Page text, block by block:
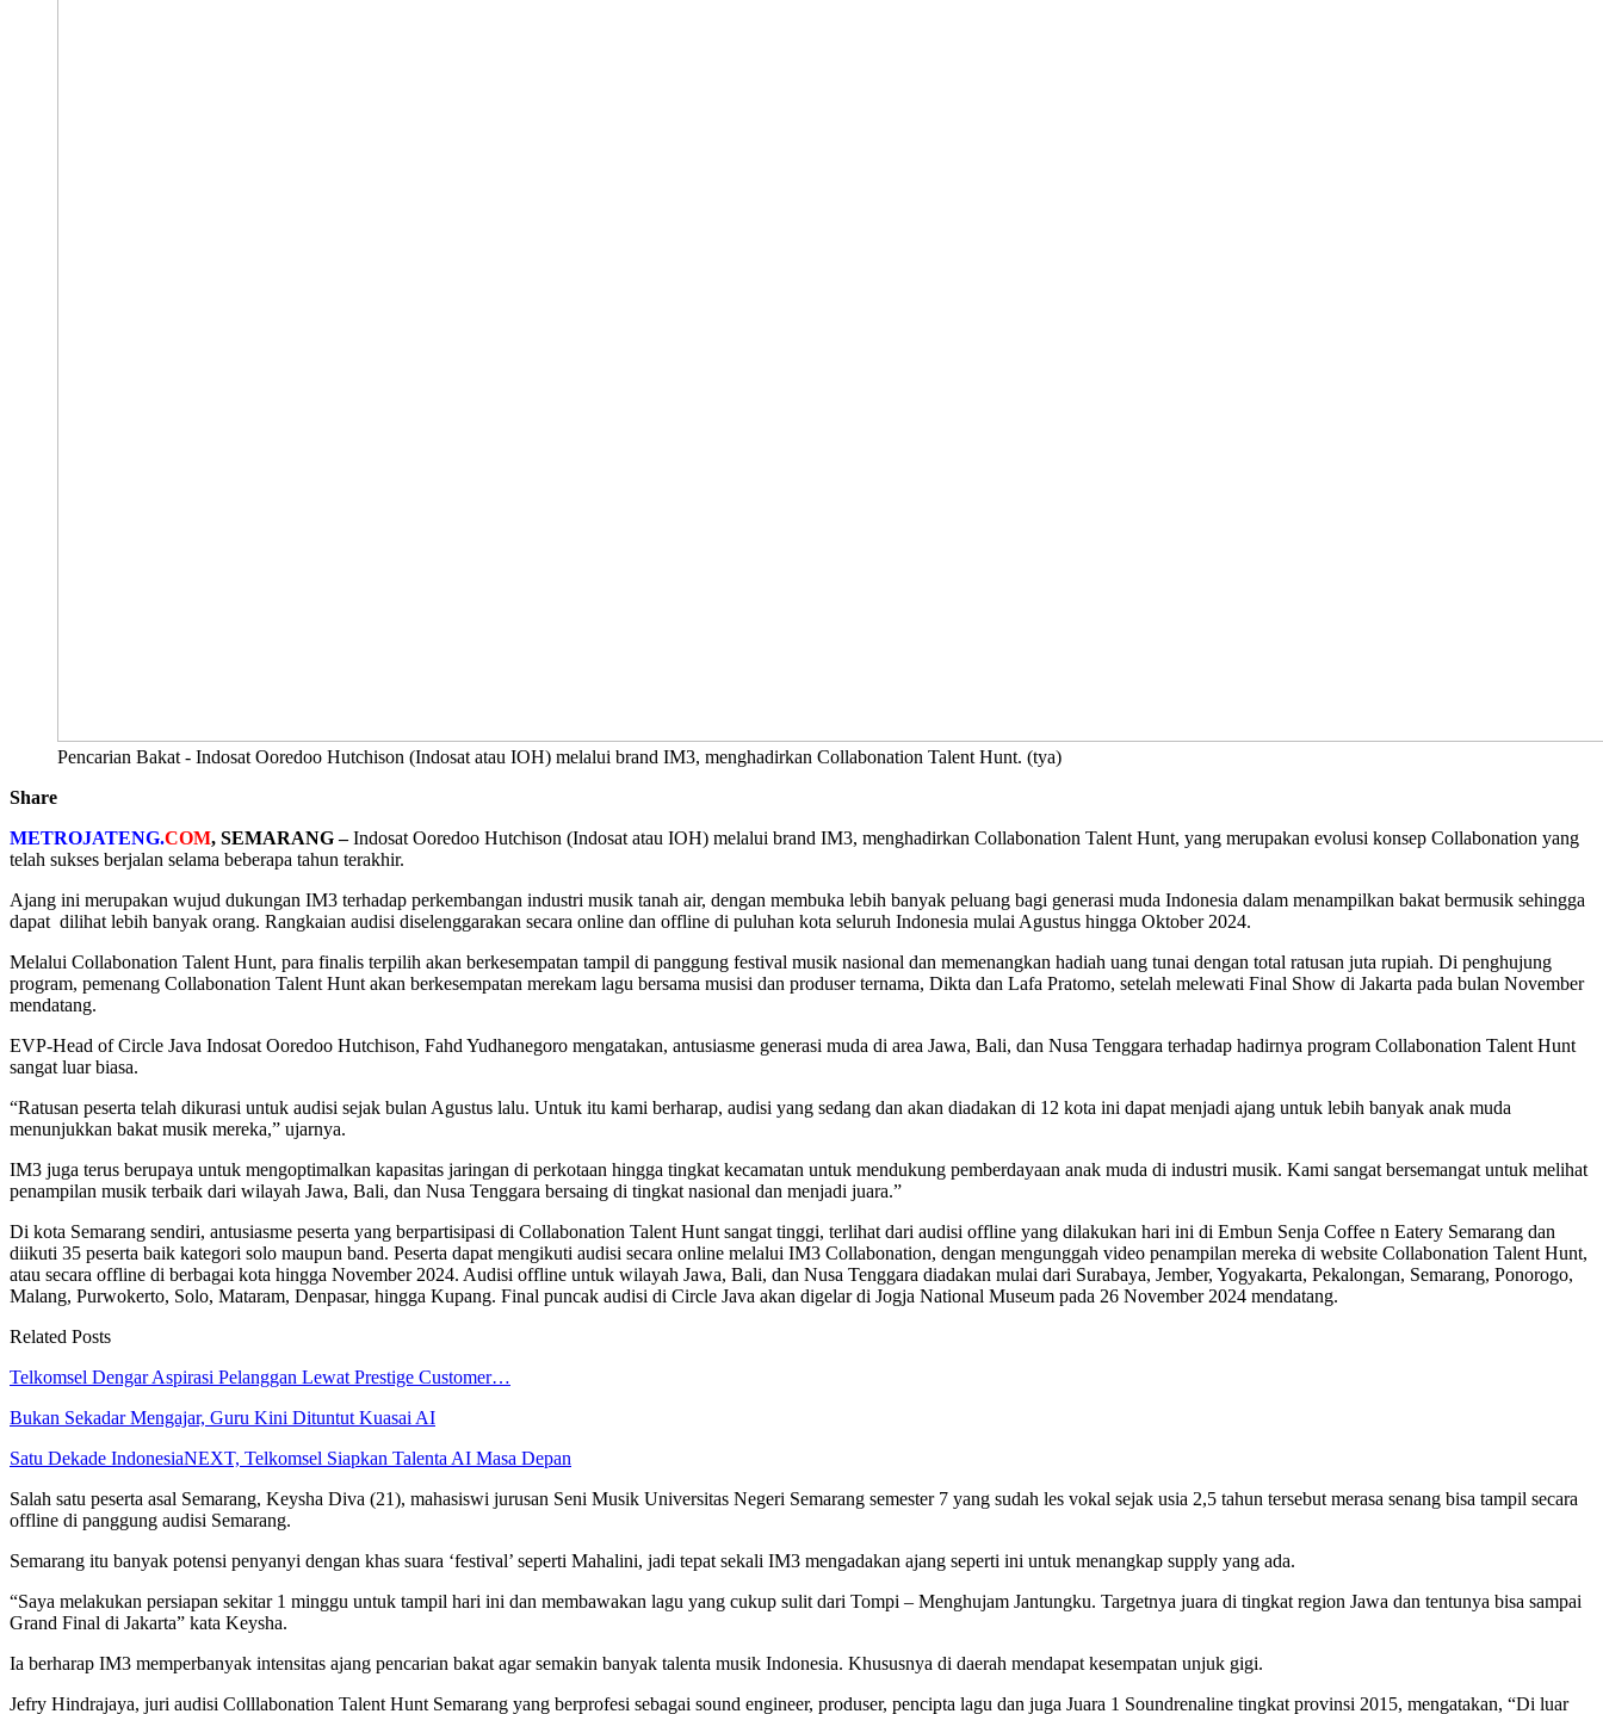
Pencarian Bakat - Indosat Ooredoo Hutchison (Indosat atau IOH) melalui brand IM3, menghadirkan Collabonation Talent Hunt. (tya)
Share
METROJATENG.COM, SEMARANG –Indosat Ooredoo Hutchison (Indosat atau IOH) melalui brand IM3, menghadirkan Collabonation Talent Hunt, yang merupakan evolusi konsep Collabonation yang
telah sukses berjalan selama beberapa tahun terakhir.
Ajang ini merupakan wujud dukungan IM3 terhadap perkembangan industri musik tanah air, dengan membuka lebih banyak peluang bagi generasi muda Indonesia dalam menampilkan bakat bermusik sehingga
dapat dilihat lebih banyak orang. Rangkaian audisi diselenggarakan secara online dan offline di puluhan kota seluruh Indonesia mulai Agustus hingga Oktober 2024.
Melalui Collabonation Talent Hunt, para finalis terpilih akan berkesempatan tampil di panggung festival musik nasional dan memenangkan hadiah uang tunai dengan total ratusan juta rupiah. Di penghujung
program, pemenang Collabonation Talent Hunt akan berkesempatan merekam lagu bersama musisi dan produser ternama, Dikta dan Lafa Pratomo, setelah melewati Final Show di Jakarta pada bulan November
mendatang.
EVP-Head of Circle Java Indosat Ooredoo Hutchison, Fahd Yudhanegoro mengatakan, antusiasme generasi muda di area Jawa, Bali, dan Nusa Tenggara terhadap hadirnya program Collabonation Talent Hunt
sangat luar biasa.
“Ratusan peserta telah dikurasi untuk audisi sejak bulan Agustus lalu. Untuk itu kami berharap, audisi yang sedang dan akan diadakan di 12 kota ini dapat menjadi ajang untuk lebih banyak anak muda
menunjukkan bakat musik mereka,” ujarnya.
IM3 juga terus berupaya untuk mengoptimalkan kapasitas jaringan di perkotaan hingga tingkat kecamatan untuk mendukung pemberdayaan anak muda di industri musik. Kami sangat bersemangat untuk melihat
penampilan musik terbaik dari wilayah Jawa, Bali, dan Nusa Tenggara bersaing di tingkat nasional dan menjadi juara.”
Di kota Semarang sendiri, antusiasme peserta yang berpartisipasi di Collabonation Talent Hunt sangat tinggi, terlihat dari audisi offline yang dilakukan hari ini di Embun Senja Coffee n Eatery Semarang dan
diikuti 35 peserta baik kategori solo maupun band. Peserta dapat mengikuti audisi secara online melalui IM3 Collabonation, dengan mengunggah video penampilan mereka di website Collabonation Talent Hunt,
atau secara offline di berbagai kota hingga November 2024. Audisi offline untuk wilayah Jawa, Bali, dan Nusa Tenggara diadakan mulai dari Surabaya, Jember, Yogyakarta, Pekalongan, Semarang, Ponorogo,
Malang, Purwokerto, Solo, Mataram, Denpasar, hingga Kupang. Final puncak audisi di Circle Java akan digelar di Jogja National Museum pada 26 November 2024 mendatang.
Related Posts
Telkomsel Dengar Aspirasi Pelanggan Lewat Prestige Customer…
Bukan Sekadar Mengajar, Guru Kini Dituntut Kuasai AI
Satu Dekade IndonesiaNEXT, Telkomsel Siapkan Talenta AI Masa Depan
Salah satu peserta asal Semarang, Keysha Diva (21), mahasiswi jurusan Seni Musik Universitas Negeri Semarang semester 7 yang sudah les vokal sejak usia 2,5 tahun tersebut merasa senang bisa tampil secara
offline di panggung audisi Semarang.
Semarang itu banyak potensi penyanyi dengan khas suara ‘festival’ seperti Mahalini, jadi tepat sekali IM3 mengadakan ajang seperti ini untuk menangkap supply yang ada.
“Saya melakukan persiapan sekitar 1 minggu untuk tampil hari ini dan membawakan lagu yang cukup sulit dari Tompi – Menghujam Jantungku. Targetnya juara di tingkat region Jawa dan tentunya bisa sampai
Grand Final di Jakarta” kata Keysha.
Ia berharap IM3 memperbanyak intensitas ajang pencarian bakat agar semakin banyak talenta musik Indonesia. Khususnya di daerah mendapat kesempatan unjuk gigi.
Jefry Hindrajaya, juri audisi Colllabonation Talent Hunt Semarang yang berprofesi sebagai sound engineer, produser, pencipta lagu dan juga Juara 1 Soundrenaline tingkat provinsi 2015, mengatakan, “Di luar